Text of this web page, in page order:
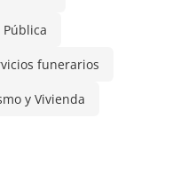
funerarios
y Vivienda